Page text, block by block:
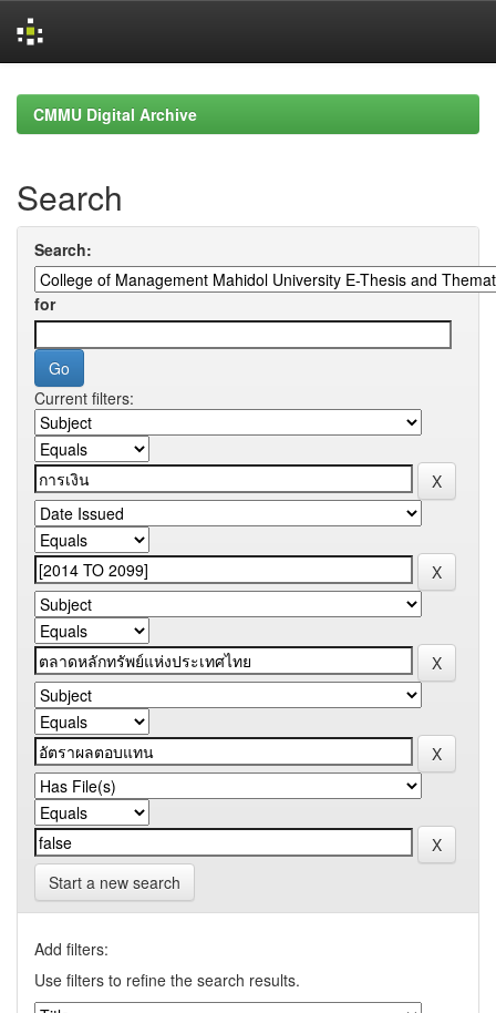
navigationCMMU Digital Archive
Search
Search:
for
Current filters:
Start a new search
Add filters:
Use filters to refine the search results.